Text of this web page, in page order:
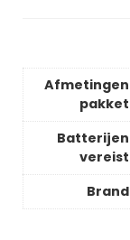
Afmetingen
pakket
Batterijen
vereist
Brand